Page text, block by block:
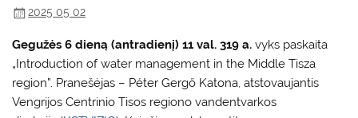
2025 05 02
Gegužės 6 dieną (antradienį) 11 val. 319 a. vyks paskaita
„Introduction of water management in the Middle Tisza
region”. Pranešėjas – Péter Gergő Katona, atstovaujantis
Vengrijos Centrinio Tisos regiono vandentvarkos